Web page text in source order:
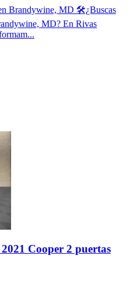
Brandywine, MD 🛠️¿Buscas
MD? En Rivas
Cooper 2 puertas